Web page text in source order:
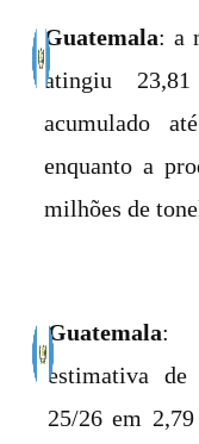
Guatemala: a
atingiu
acumulado
enquanto a
milhões de
Guatemala:
estimativa
25/26 em